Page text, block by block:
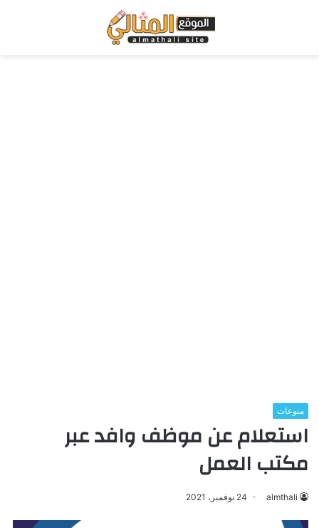
منوعات
استعلام عن موظف وافد عبر
مكتب العمل
almthali 24 نوفمبر، 2021